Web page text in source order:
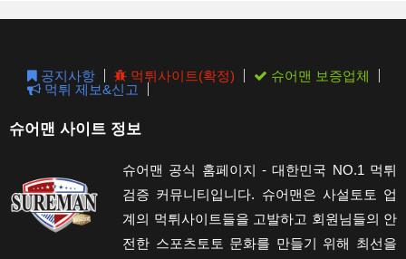
공지사항 먹튀사이트(확정)
슈어맨 보증업체
먹튀 제보&신고
슈어맨 사이트 정보
슈어맨 공식 홈페이지 - 대한민국 NO.1 먹튀
검증 커뮤니티입니다. 슈어맨은 사설토토 업
계의 먹튀사이트들을 고발하고 회원님들의 안
전한 스포츠토토 문화를 만들기 위해 최선을